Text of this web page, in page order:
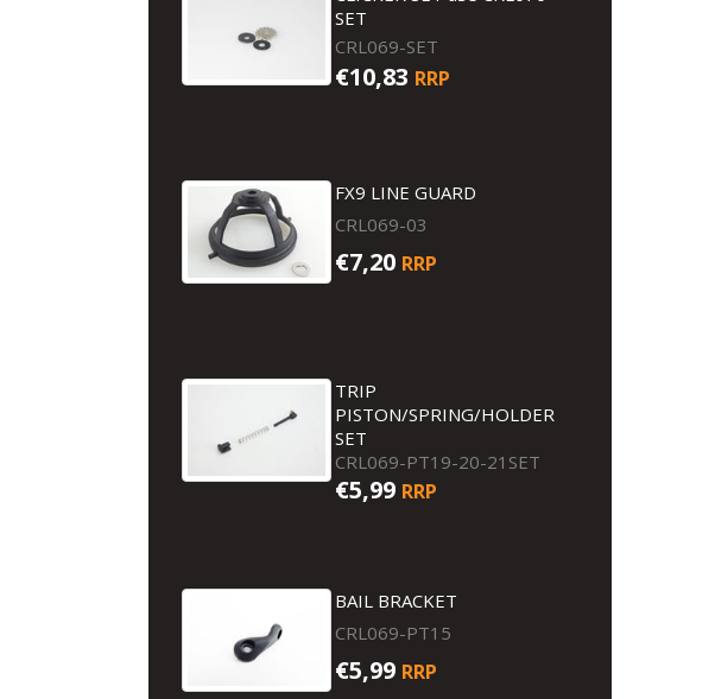
SET
CRL069-SET
€10,83 RRP
FX9 LINE GUARD
CRL069-03
€7,20 RRP
TRIP
PISTON/SPRING/HOLDER
SET
CRL069-PT19-20-21SET
€5,99 RRP
BAIL BRACKET
CRL069-PT15
€5,99 RRP